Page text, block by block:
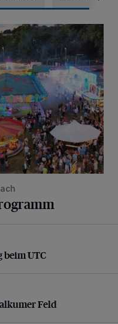
UTC
UTC
Feld
Feld